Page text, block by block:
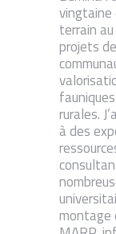
vingtaine
terrain
projets
rurales.
à des
montage